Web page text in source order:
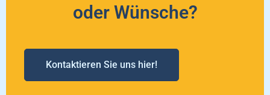
oder Wünsche?
Kontaktieren Sie uns hier!